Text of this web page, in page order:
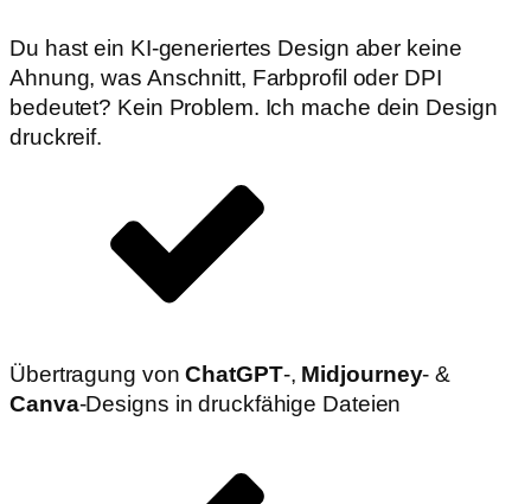
Du hast ein KI-generiertes Design aber keine
Ahnung, was Anschnitt, Farbprofil oder DPI
bedeutet? Kein Problem. Ich mache dein Design
druckreif.
Übertragung vonChatGPT-, Midjourney- &
Canva-Designs in druckfähige Dateien